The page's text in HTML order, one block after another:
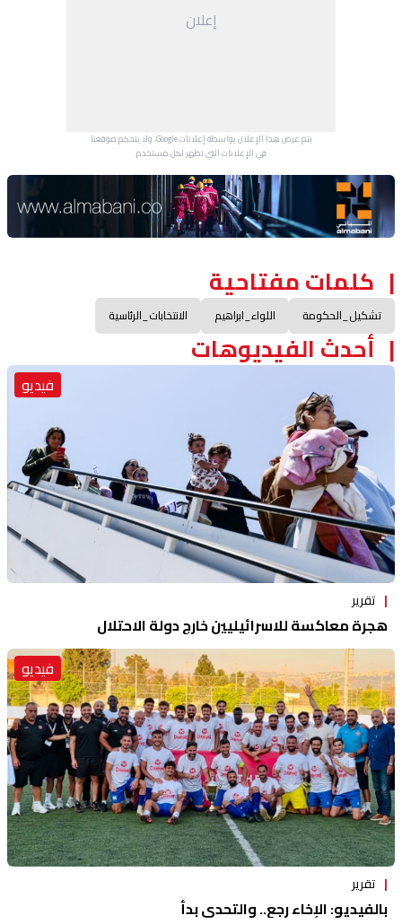
إعلان
يتم عرض هذا الإعلان بواسطة إعلانات Google، ولا يتحكم موقعنا
في الإعلانات التي تظهر لكل مستخدم.
Advertisement Section
كلمات مفتاحية
تشكيل_الحكومة اللواء_ابراهيم الانتخابات_الرئاسية
أحدث الفيديوهات
فيديو
تقرير
هجرة معاكسة للاسرائيليين خارج دولة الاحتلال
فيديو
تقرير
بالفيديو: الإخاء رجع.. والتحدي بدأ